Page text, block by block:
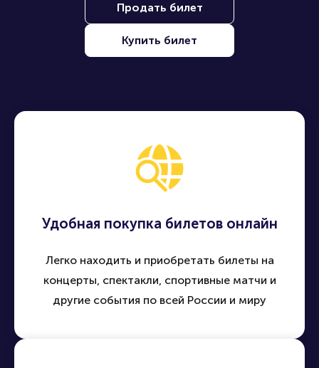
Продать билет
Купить билет
Удобная покупка билетов онлайн
Легко находить и приобретать билеты на
концерты, спектакли, спортивные матчи и
другие события по всей России и миру